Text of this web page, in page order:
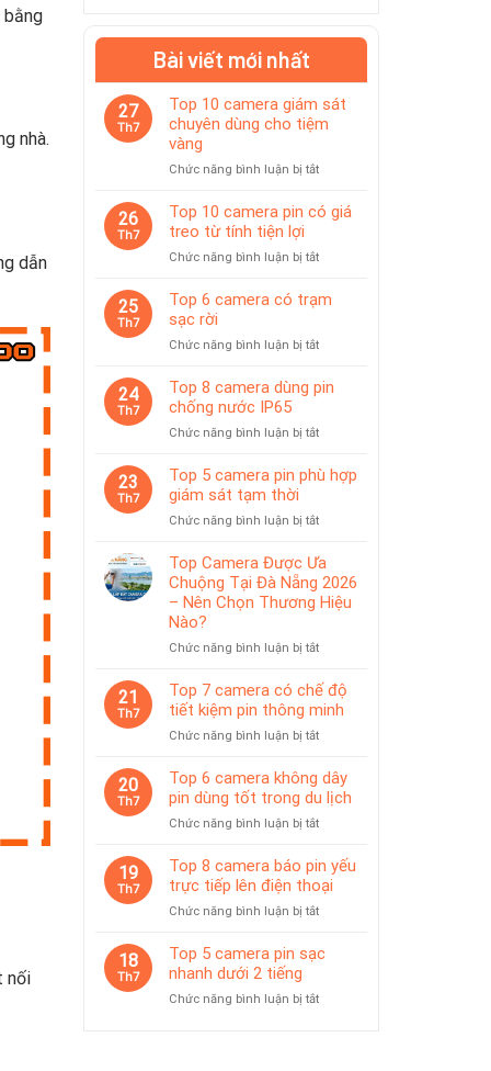
bằng
nhà.
dẫn
nối
Bài viết mới nhất
27
Th7
Top 10 camera giám sát
chuyên dùng cho tiệm
vàng
Chức năng bình luận bị tắtở
10
camera
sát
dùng
26
Th7
Top 10 camera pin có giá
treo từ tính tiện lợi
Chức năng bình luận bị tắtở
10
có
treo
25
Th7
Top 6 camera có trạm
sạc rời
Chức năng bình luận bị tắtở
6
trạm
rời
24
Th7
Top 8 camera dùng pin
chống nước IP65
Chức năng bình luận bị tắtở
8
camera
pin
nước
IP65
23
Th7
Top 5 camera pin phù hợp
giám sát tạm thời
Chức năng bình luận bị tắtở
5
camera
pin
phù
giám
tạm
thời
Top Camera Được Ưa
Chuộng Tại Đà Nẵng 2026
– Nên Chọn Thương Hiệu
Nào?
Chức năng bình luận bị tắtở
Camera
Được
Chuộng
Đà
Nẵng
Chọn
Thương
Hiệu
21
Th7
Top 7 camera có chế độ
tiết kiệm pin thông minh
Chức năng bình luận bị tắtở
camera
chế
tiết
kiệm
20
Th7
Top 6 camera không dây
pin dùng tốt trong du lịch
Chức năng bình luận bị tắtở
6
camera
không
dây
dùng
19
Th7
Top 8 camera báo pin yếu
trực tiếp lên điện thoại
Chức năng bình luận bị tắtở
8
pin
18
Th7
Top 5 camera pin sạc
nhanh dưới 2 tiếng
Chức năng bình luận bị tắtở